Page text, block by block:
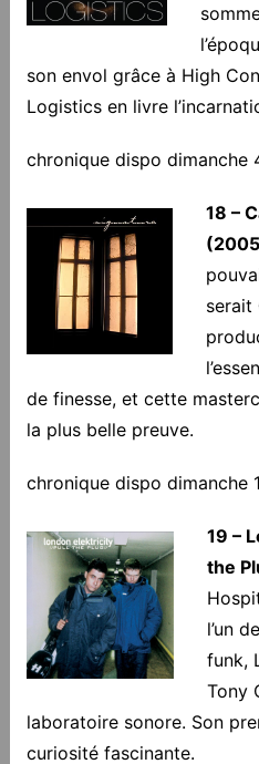
son envol grâce à High
Logistics en livre
chronique dispo dimanche
18 –
serait
de finesse, et cette
la plus belle preuve.
chronique dispo dimanche
19 –
the
l’un
funk,
Tony
laboratoire sonore. Son
curiosité fascinante.